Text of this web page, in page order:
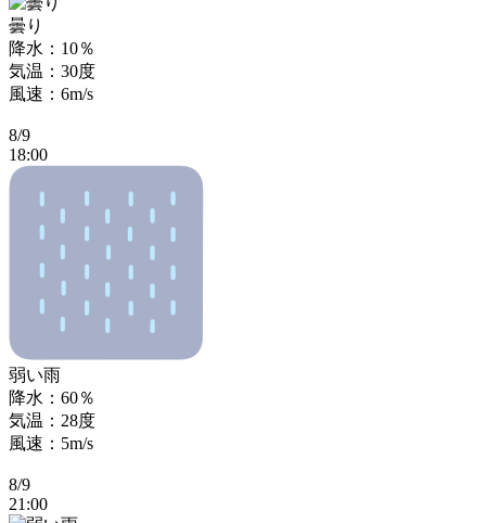
曇り
降水：10％
気温：30度
風速：6m/s
8/9
18:00
弱い雨
降水：60％
気温：28度
風速：5m/s
8/9
21:00